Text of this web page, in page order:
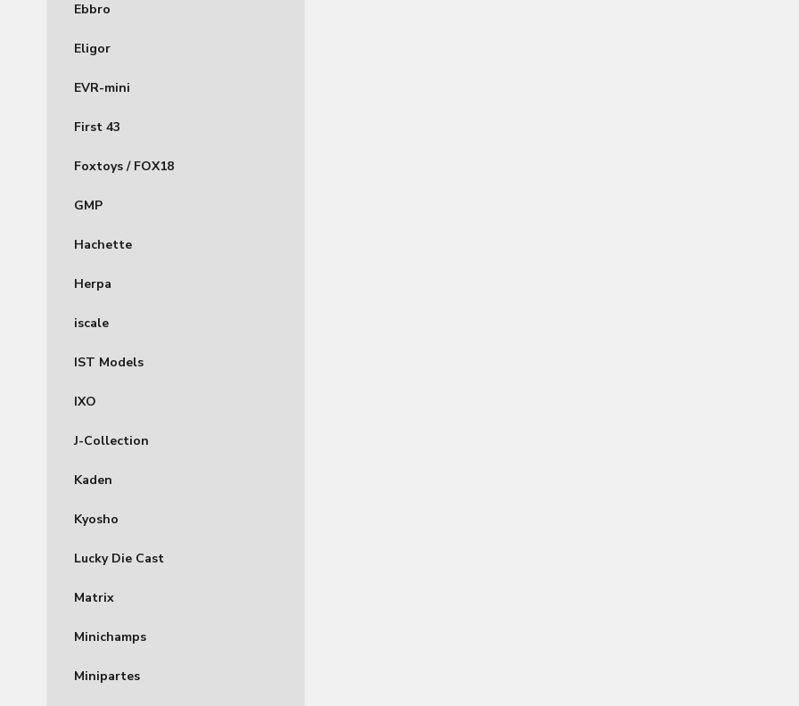
Ebbro
Eligor
EVR-mini
First 43
Foxtoys / FOX18
GMP
Hachette
Herpa
iscale
IST Models
IXO
J-Collection
Kaden
Kyosho
Lucky Die Cast
Matrix
Minichamps
Minipartes